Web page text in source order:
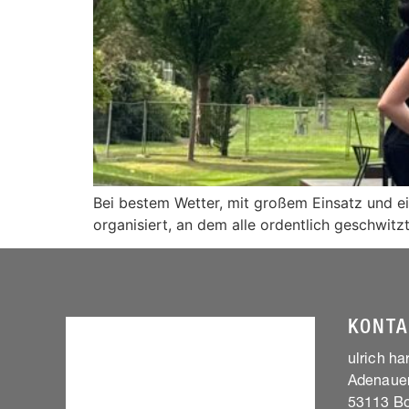
Bei bestem Wetter, mit großem Einsatz und
organisiert, an dem alle ordentlich
ulrich
53113